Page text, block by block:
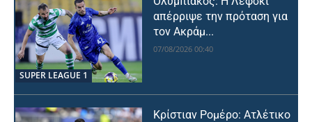
SUPER LEAGUE 1
απέρριψε την πρόταση για
τον Ακράμ...
07/08/2026 00:40
Κρίστιαν Ρομέρο: Ατλέτικο